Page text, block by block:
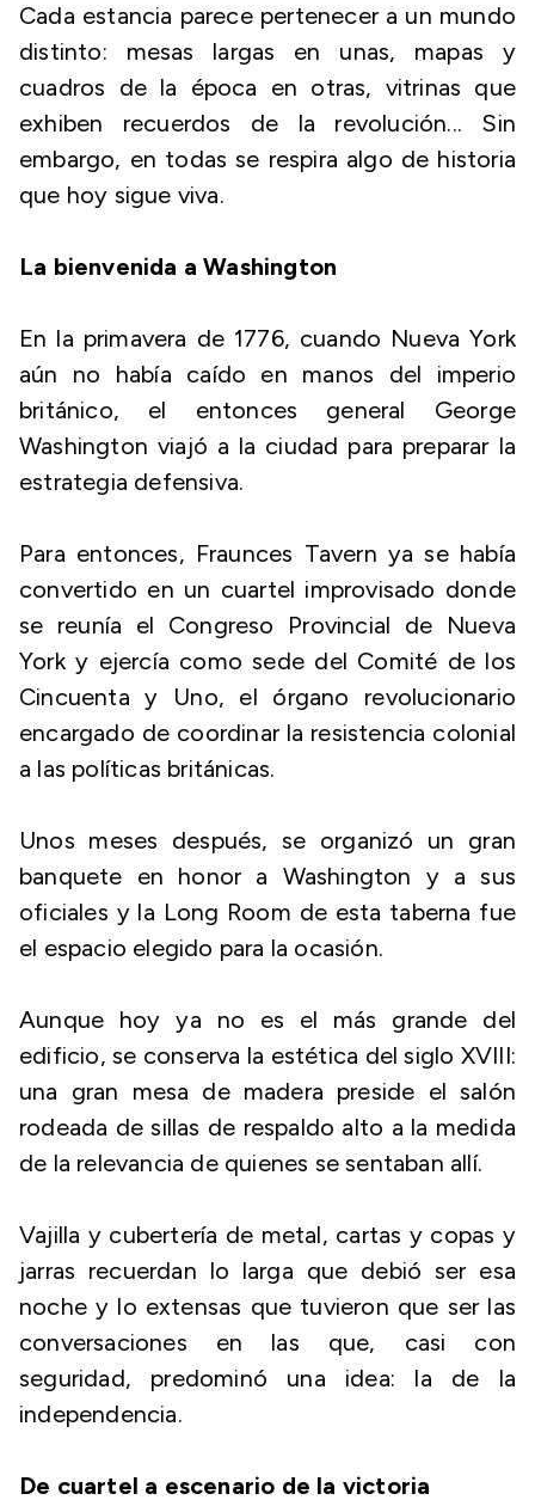
Cada estancia parece pertenecer a un mundo
distinto: mesas largas en unas, mapas y
cuadros de la época en otras, vitrinas que
exhiben recuerdos de la revolución... Sin
embargo, en todas se respira algo de historia
que hoy sigue viva.
La bienvenida a Washington
En la primavera de 1776, cuando Nueva York
aún no había caído en manos del imperio
británico, el entonces general George
Washington viajó a la ciudad para preparar la
estrategia defensiva.
Para entonces, Fraunces Tavern ya se había
convertido en un cuartel improvisado donde
se reunía el Congreso Provincial de Nueva
York y ejercía como sede del Comité de los
Cincuenta y Uno, el órgano revolucionario
encargado de coordinar la resistencia colonial
a las políticas británicas.
Unos meses después, se organizó un gran
banquete en honor a Washington y a sus
oficiales y la Long Room de esta taberna fue
el espacio elegido para la ocasión.
Aunque hoy ya no es el más grande del
edificio, se conserva la estética del siglo XVIII:
una gran mesa de madera preside el salón
rodeada de sillas de respaldo alto a la medida
de la relevancia de quienes se sentaban allí.
Vajilla y cubertería de metal, cartas y copas y
jarras recuerdan lo larga que debió ser esa
noche y lo extensas que tuvieron que ser las
conversaciones en las que, casi con
seguridad, predominó una idea: la de la
independencia.
De cuartel a escenario de la victoria